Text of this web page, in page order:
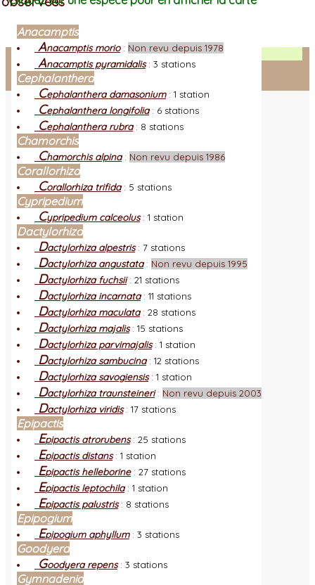
Facebook
Connexion adhérent
Anacamptis
Anacamptis morio: Non revu depuis 1978
Anacamptis pyramidalis: 3 stations
Cephalanthera
Cephalanthera damasonium: 1 station
Cephalanthera longifolia: 6 stations
Cephalanthera rubra: 8 stations
Chamorchis
Chamorchis alpina: Non revu depuis 1986
Corallorhiza
Corallorhiza trifida: 5 stations
Cypripedium
Cypripedium calceolus: 1 station
Dactylorhiza
Dactylorhiza alpestris: 7 stations
Dactylorhiza angustata: Non revu depuis 1995
Dactylorhiza fuchsii: 21 stations
Dactylorhiza incarnata: 11 stations
Dactylorhiza maculata: 28 stations
Dactylorhiza majalis: 15 stations
Dactylorhiza parvimajalis: 1 station
Dactylorhiza sambucina: 12 stations
Dactylorhiza savogiensis: 1 station
Dactylorhiza traunsteineri: Non revu depuis 2003
Dactylorhiza viridis: 17 stations
Epipactis
Epipactis atrorubens: 25 stations
Epipactis distans: 1 station
Epipactis helleborine: 27 stations
Epipactis leptochila: 1 station
Epipactis palustris: 8 stations
Epipogium
Epipogium aphyllum: 3 stations
Goodyera
Goodyera repens: 3 stations
Gymnadenia